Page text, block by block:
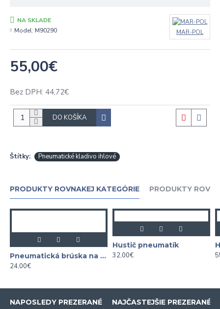
55,00€
Bez DPH: 44,72€
NA SKLADE
Model: M90290 MAR-POL
DO KOŠÍKA
Štítky: Pneumatické kladivo ihlové
PRODUKTY ROVNAKEJ KATEGÓRIE PRODUKTY
Pneumatická brúska na stopky
24,00€
Hustič pneumatík
32,00€
NAPOSLEDY PREZERANÉ NAJČASTEJŠIE PREZERANÉ